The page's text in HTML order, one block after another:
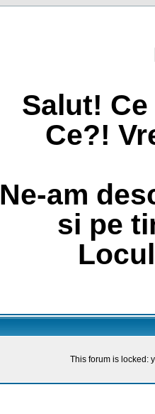
Salut!
Ce?!
Ne-am
si pe
This forum is locked: